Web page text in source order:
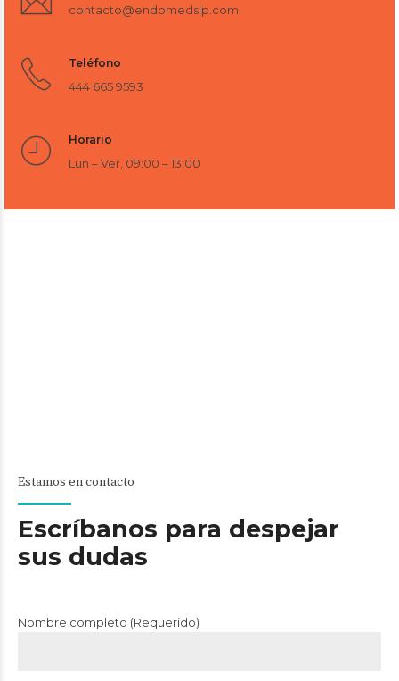
contacto@endomedslp.com
Teléfono
444 665 9593
Horario
Lun – Ver, 09:00 – 13:00
Estamos en contacto
Escríbanos para despejar
sus dudas
Nombre completo (Requerido)